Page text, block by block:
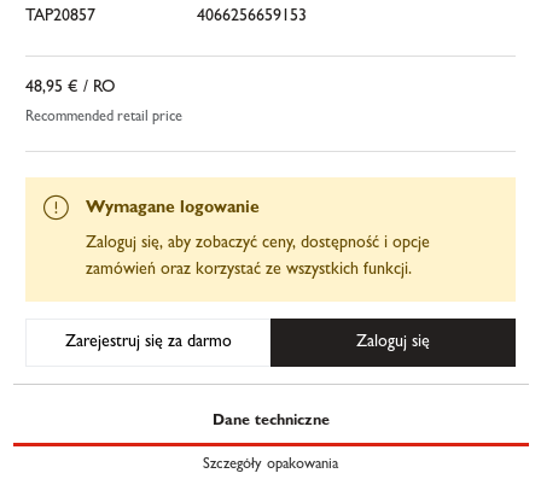
TAP20857
4066256659153
48,95 € / RO
Recommended retail price
Wymagane logowanie
Zaloguj się, aby zobaczyć ceny, dostępność i opcje
zamówień oraz korzystać ze wszystkich funkcji.
Zarejestruj się za darmo Zaloguj się
Dane techniczne
Szczegóły opakowania